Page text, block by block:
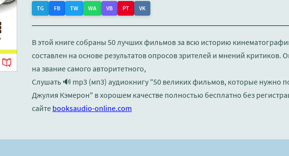
TG FB TW WA VB PT VK
В этой книге собраны 50 лучших фильмов за всю историю
составлен на основе результатов опросов зрителей и мнений критиков.
на звание самого авторитетного,
Слушать 🔊 mp3 (мп3) аудиокнигу "50 великих фильмов, которые нужно
Джулия Кэмерон" в хорошем качестве полностью бесплатно без
сайте booksaudio-online.com